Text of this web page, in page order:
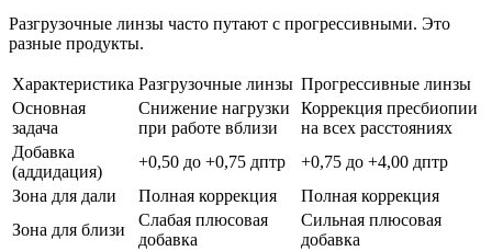
Разгрузочные линзы часто путают с прогрессивными. Это
разные продукты.
Характеристика Разгрузочные линзы Прогрессивные линзы
Основная
задача
Снижение нагрузки
при работе вблизи
Коррекция пресбиопии
на всех расстояниях
Добавка
(аддидация)
+0,50 до +0,75 дптр
+0,75 до +4,00 дптр
Зона для дали
Полная коррекция
Полная коррекция
Зона для близи
Слабая плюсовая
добавка
Сильная плюсовая
добавка